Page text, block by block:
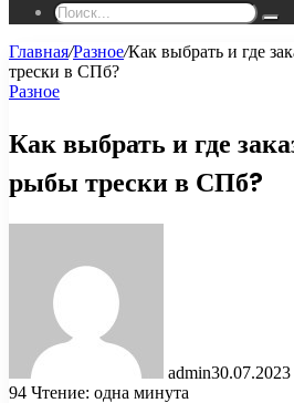
Главная/Разное/Как выбрать и где
трески в СПб?
Разное
Как выбрать и где
рыбы трески в СПб?
admin30.07.2023
94 Чтение: одна минута